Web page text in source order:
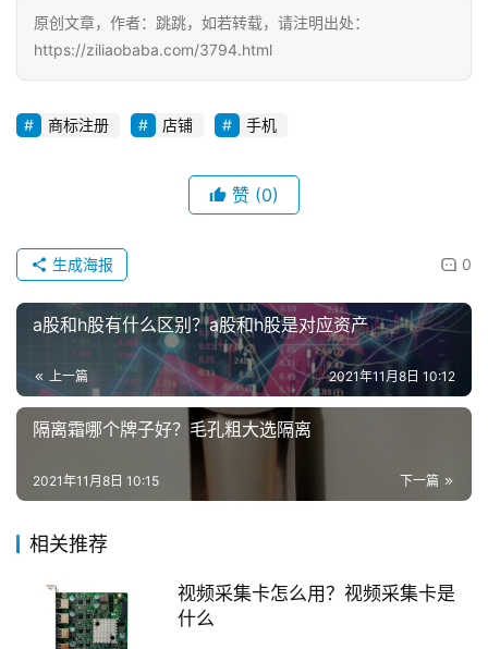
稿
每
好
诗
原创文章，作者：跳跳，如若转载，请注明出处：
https://ziliaobaba.com/3794.html
商标注册 店铺 手机
赞 (0)
0
生成海报
a股和h股有什么区别？a股和h股是对应资产
上一篇 2021年11月8日 10:12
隔离霜哪个牌子好？毛孔粗大选隔离
下一篇
2021年11月8日 10:15
相关推荐
视频采集卡怎么用？视频采集卡是
什么